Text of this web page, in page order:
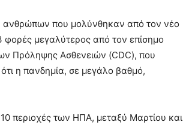
που μολύνθηκαν από τον νέο
φορές μεγαλύτερος από τον επίσημο
Πρόληψης Ασθενειών (CDC), που
η πανδημία, σε μεγάλο βαθμό,
περιοχές των ΗΠΑ, μεταξύ Μαρτίου και